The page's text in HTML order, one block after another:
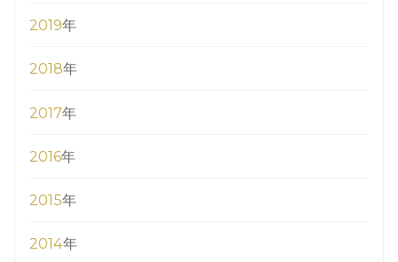
2019年
2018年
2017年
2016年
2015年
2014年